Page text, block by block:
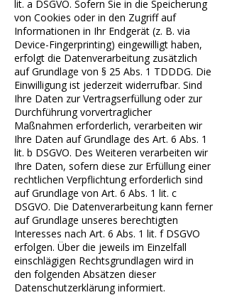
lit. a DSGVO. Sofern Sie in die Speicherung
von Cookies oder in den Zugriff auf
Informationen in Ihr Endgerät (z. B. via
Device-Fingerprinting) eingewilligt haben,
erfolgt die Datenverarbeitung zusätzlich
auf Grundlage von § 25 Abs. 1 TDDDG. Die
Einwilligung ist jederzeit widerrufbar. Sind
Ihre Daten zur Vertragserfüllung oder zur
Durchführung vorvertraglicher
Maßnahmen erforderlich, verarbeiten wir
Ihre Daten auf Grundlage des Art. 6 Abs. 1
lit. b DSGVO. Des Weiteren verarbeiten wir
Ihre Daten, sofern diese zur Erfüllung einer
rechtlichen Verpflichtung erforderlich sind
auf Grundlage von Art. 6 Abs. 1 lit. c
DSGVO. Die Datenverarbeitung kann ferner
auf Grundlage unseres berechtigten
Interesses nach Art. 6 Abs. 1 lit. f DSGVO
erfolgen. Über die jeweils im Einzelfall
einschlägigen Rechtsgrundlagen wird in
den folgenden Absätzen dieser
Datenschutzerklärung informiert.